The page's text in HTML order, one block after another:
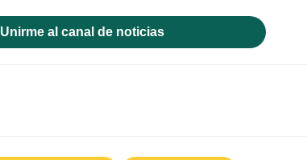
Unirme al canal de noticias